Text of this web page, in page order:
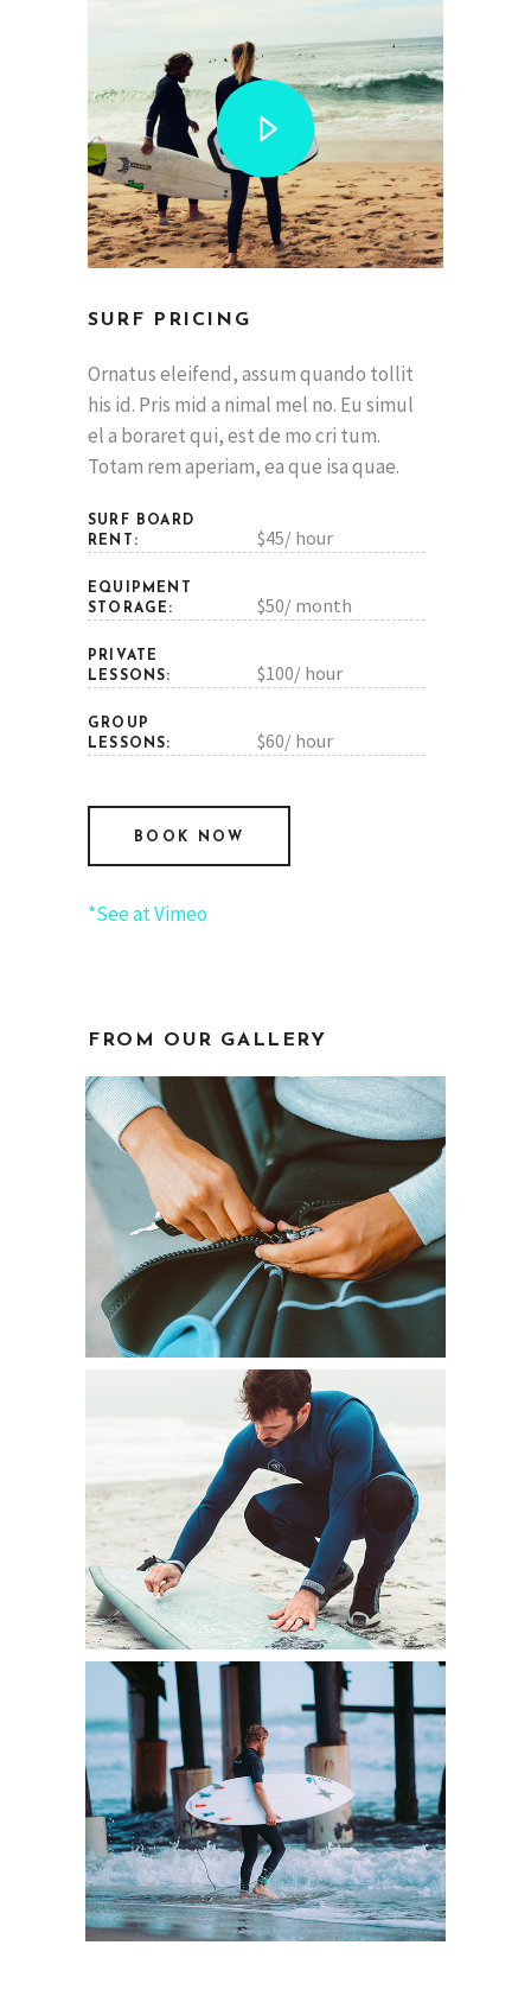
SURF PRICING
Ornatus eleifend, assum quando tollit
his id. Pris mid a nimal mel no. Eu simul
el a boraret qui, est de mo cri tum.
Totam rem aperiam, ea que isa quae.
SURF BOARD
RENT:
$45/ hour
EQUIPMENT
STORAGE:
$50/ month
PRIVATE
LESSONS:
$100/ hour
GROUP
LESSONS:
$60/ hour
BOOK NOW
*See at Vimeo
FROM OUR GALLERY